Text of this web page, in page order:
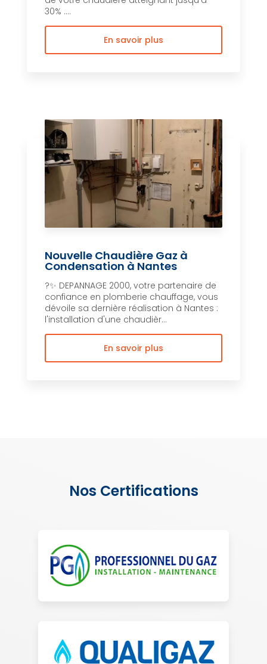
30% ....
En savoir plus
Nouvelle Chaudière Gaz à
Condensation à Nantes
?✨ DEPANNAGE 2000, votre partenaire de
confiance en plomberie chauffage, vous
dévoile sa dernière réalisation à Nantes :
l'installation d'une chaudièr...
En savoir plus
Nos Certifications